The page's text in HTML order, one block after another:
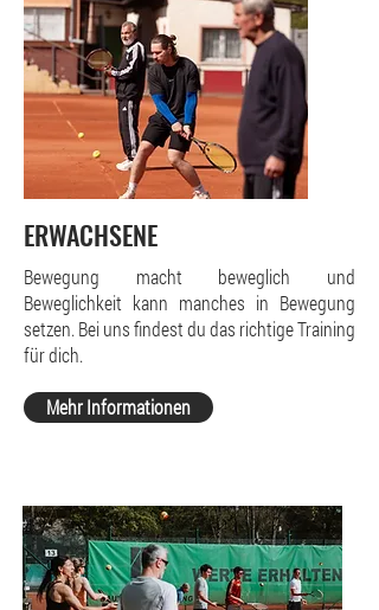
ERWACHSENE
Bewegung macht beweglich und
Beweglichkeit kann manches in Bewegung
setzen. Bei uns findest du das richtige Training
für dich.
Mehr Informationen